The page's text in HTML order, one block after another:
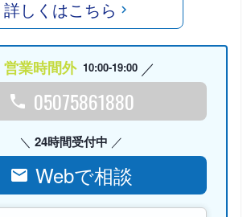
詳しくはこちら
営業時間外 10:00-19:00
05075861880
24時間受付中
Webで相談